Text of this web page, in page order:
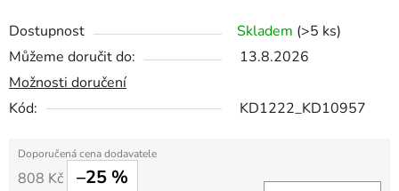
Dostupnost Skladem (>5 ks)
Můžeme doručit do:
13.8.2026
Možnosti doručení
Kód:
KD1222_KD10957
808 Kč –25 %